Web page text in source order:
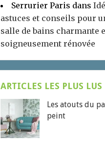
Serrurier Paris dans
astuces et conseils pour
salle de bains charmante
soigneusement rénovée
ARTICLES LES PLUS LUS
Les atouts du
peint